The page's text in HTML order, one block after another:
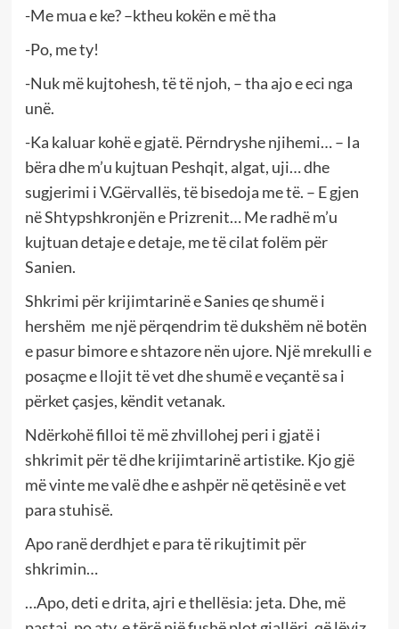
-Me mua e ke? –ktheu kokën e më tha
-Po, me ty!
-Nuk më kujtohesh, të të njoh, – tha ajo e eci nga
unë.
-Ka kaluar kohë e gjatë. Përndryshe njihemi… – Ia
bëra dhe m’u kujtuan Peshqit, algat, uji… dhe
sugjerimi i V.Gërvallës, të bisedoja me të. – E gjen
në Shtypshkronjën e Prizrenit… Me radhë m’u
kujtuan detaje e detaje, me të cilat folëm për
Sanien.
Shkrimi për krijimtarinë e Sanies qe shumë i
hershëm me një përqendrim të dukshëm në botën
e pasur bimore e shtazore nën ujore. Një mrekulli e
posaçme e llojit të vet dhe shumë e veçantë sa i
përket çasjes, këndit vetanak.
Ndërkohë filloi të më zhvillohej peri i gjatë i
shkrimit për të dhe krijimtarinë artistike. Kjo gjë
më vinte me valë dhe e ashpër në qetësinë e vet
para stuhisë.
Apo ranë derdhjet e para të rikujtimit për
shkrimin…
…Apo, deti e drita, ajri e thellësia: jeta. Dhe, më